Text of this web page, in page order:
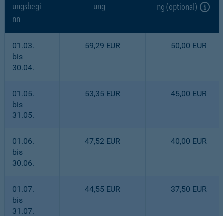
ungsbegi
nn
ung
ng (optional)
01.03.
bis
30.04.
59,29 EUR 50,00 EUR
01.05.
bis
31.05.
53,35 EUR 45,00 EUR
01.06.
bis
30.06.
47,52 EUR 40,00 EUR
01.07.
bis
31.07.
44,55 EUR 37,50 EUR